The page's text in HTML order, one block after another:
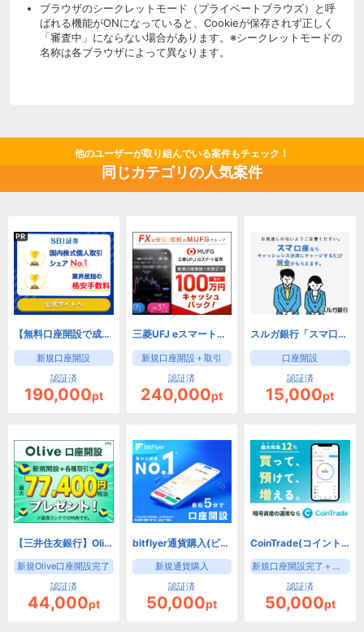
ブラウザのシークレットモード（プライベートブラウズ）と呼
ばれる機能がONになっていると、Cookieが保存されず正しく
「審査中」にならない場合があります。※シークレットモードの
名称は各ブラウザによって異なります。
他のユーザーが取り組んでいる案件もチェック！
同じカテゴリの人気案件
【無料口座開設で成果！】SBI証券 口座開設
新規口座開設
認証済
190,000pt
三菱UFJ eスマート証券 FX（旧：auカブコム証券）
新規口座開設＋取引
認証済
240,000pt
スルガ銀行「スマ口座」【口座開設だけで成果】
口座開設
認証済
15,000pt
【三井住友銀行】Olive口座開設
新規Olive口座開設完了
認証済
44,000pt
bitflyer通貨購入(ビットフライヤー)
新規通貨購入
認証済
50,000pt
CoinTrade(コイントレード)【暗号資産/新規口座開設のみ】
新規口座開設完了＋購入
認証済
50,000pt